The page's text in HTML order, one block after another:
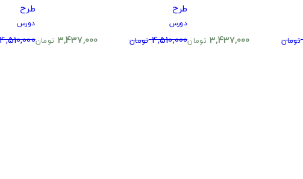
تومان 3,437,000 تومان
طرح
دورس
4,510,000 تومان 3,437,000 تومان
طرح
دورس
4,510,000